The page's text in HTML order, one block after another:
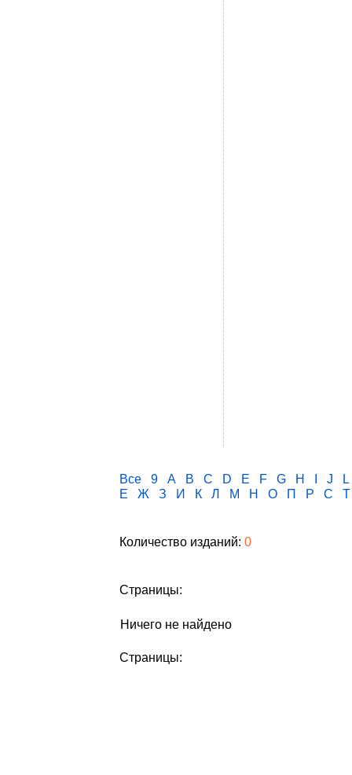
Все 9 A B C D E F G H J
L
Е
Ж З И К Л М Н О П Р С Т
Количество изданий: 0
Страницы:
Ничего не найдено
Страницы: